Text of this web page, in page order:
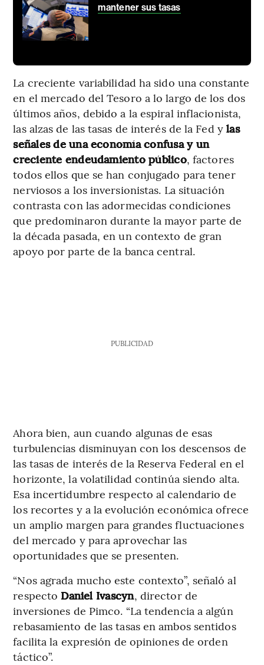
mantener sus tasas
La creciente variabilidad ha sido una constante
en el mercado del Tesoro a lo largo de los dos
últimos años, debido a la espiral inflacionista,
las alzas de las tasas de interés de la Fed ylas
señales de una economía confusa y un
creciente endeudamiento público, factores
todos ellos que se han conjugado para tener
nerviosos a los inversionistas. La situación
contrasta con las adormecidas condiciones
que predominaron durante la mayor parte de
la década pasada, en un contexto de gran
apoyo por parte de la banca central.
PUBLICIDAD
Ahora bien, aun cuando algunas de esas
turbulencias disminuyan con los descensos de
las tasas de interés de la Reserva Federal en el
horizonte, la volatilidad continúa siendo alta.
Esa incertidumbre respecto al calendario de
los recortes y a la evolución económica ofrece
un amplio margen para grandes fluctuaciones
del mercado y para aprovechar las
oportunidades que se presenten.
“Nos agrada mucho este contexto”, señaló al
respecto Daniel Ivascyn, director de
inversiones de Pimco. “La tendencia a algún
rebasamiento de las tasas en ambos sentidos
facilita la expresión de opiniones de orden
táctico”.